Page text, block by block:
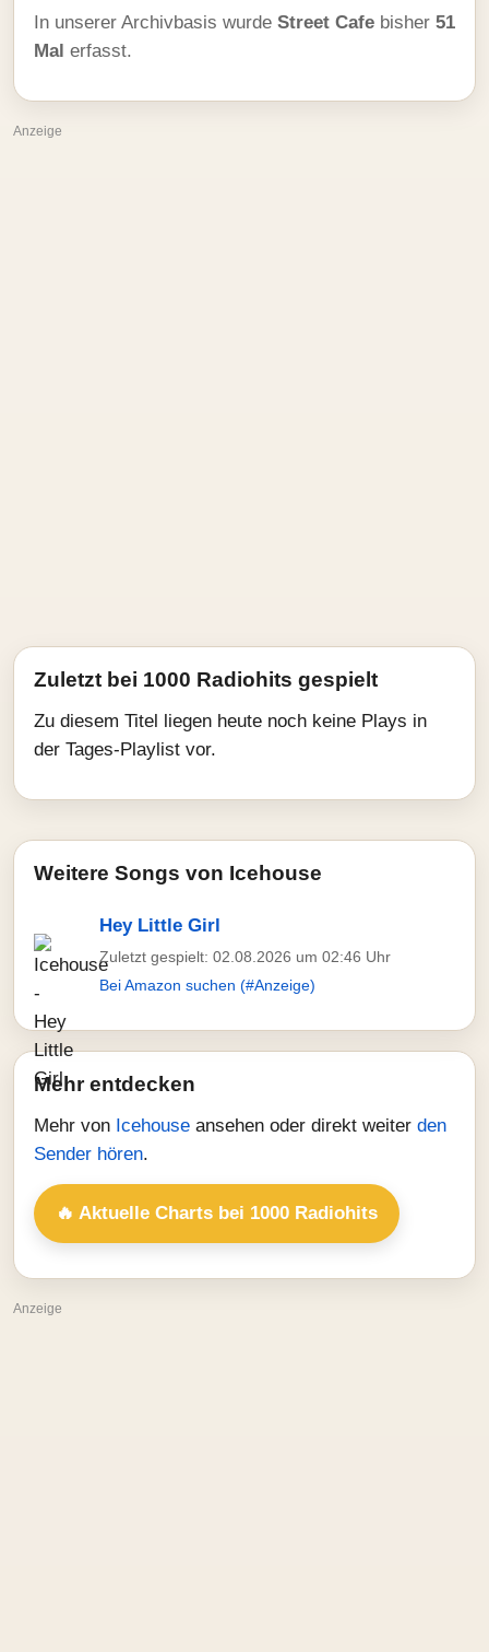
In unserer Archivbasis wurde Street Cafe bisher 51
Mal erfasst.
Anzeige
Zuletzt bei 1000 Radiohits gespielt
Zu diesem Titel liegen heute noch keine Plays in
der Tages-Playlist vor.
Weitere Songs von Icehouse
Hey Little Girl
Zuletzt gespielt: 02.08.2026 um 02:46 Uhr
Bei Amazon suchen (#Anzeige)
Mehr entdecken
Mehr von Icehouse ansehen oder direkt weiter den
Sender hören.
🔥 Aktuelle Charts bei 1000 Radiohits
Anzeige